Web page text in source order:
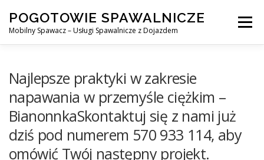
content
POGOTOWIE SPAWALNICZE
Mobilny Spawacz – Usługi Spawalnicze z Dojazdem
Menu
SPAWANIE MIG/MAG (GMAW) NASZE USŁUGI
KONTAKT
Najlepsze praktyki w zakresie
napawania w przemyśle ciężkim –
BianonnkaSkontaktuj się z nami już
dziś pod numerem 570 933 114, aby
omówić Twój następny projekt.